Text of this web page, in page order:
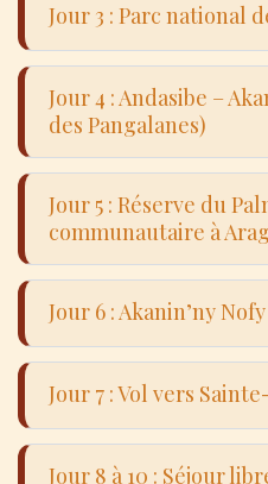
Route vers la forêt
caméléons, reptiles
Dans l’après-midi,
de Vakôna pour
Jour 3 : Parc national
Randonnée guidée
primaires de la
lémuriens,
Jour 4 : Andasibe –
des Pangalanes)
Jour 5 : Réserve du
communautaire à
Jour 6 : Akanin’ny
Jour 7 : Vol vers
Jour 8 à 10 : Séjour